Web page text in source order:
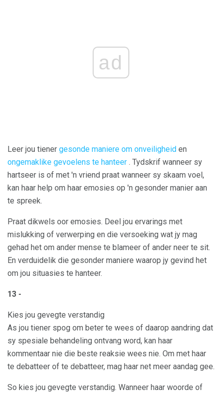
ad
Leer jou tiener gesonde maniere om onveiligheid en
ongemaklike gevoelens te hanteer . Tydskrif wanneer sy
hartseer is of met 'n vriend praat wanneer sy skaam voel,
kan haar help om haar emosies op 'n gesonder manier aan
te spreek.
Praat dikwels oor emosies. Deel jou ervarings met
mislukking of verwerping en die versoeking wat jy mag
gehad het om ander mense te blameer of ander neer te sit.
En verduidelik die gesonder maniere waarop jy gevind het
om jou situasies te hanteer.
13 -
Kies jou gevegte verstandig
As jou tiener spog om beter te wees of daarop aandring dat
sy spesiale behandeling ontvang word, kan haar
kommentaar nie die beste reaksie wees nie. Om met haar
te debatteer of te debatteer, mag haar net meer aandag gee.
So kies jou gevegte verstandig. Wanneer haar woorde of